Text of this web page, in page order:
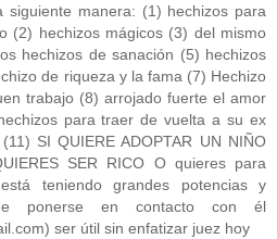
siguiente manera: (1) hechizos para
(2) hechizos mágicos (3) del mismo
hechizos de sanación (5) hechizos
de riqueza y la fama (7) Hechizo
trabajo (8) arrojado fuerte el amor
para traer de vuelta a su ex
SI QUIERE ADOPTAR UN NIÑO
SER RICO O quieres para
teniendo grandes potencias y
ponerse en contacto con él
ser útil sin enfatizar juez hoy